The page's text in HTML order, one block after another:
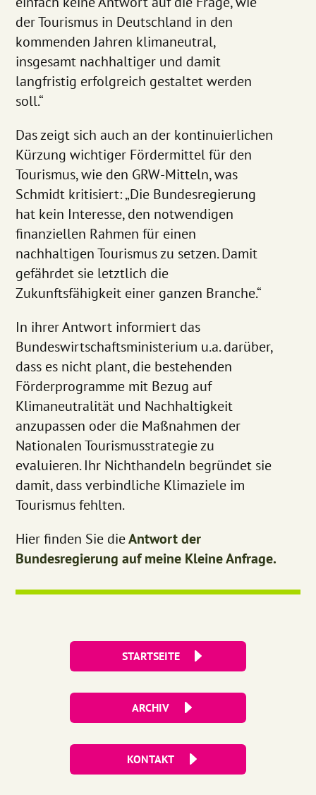
der Tourismus in Deutschland in den
kommenden Jahren klimaneutral,
insgesamt nachhaltiger und damit
langfristig erfolgreich gestaltet werden
soll.“
Das zeigt sich auch an der kontinuierlichen
Kürzung wichtiger Fördermittel für den
Tourismus, wie den GRW-Mitteln, was
Schmidt kritisiert: „Die Bundesregierung
hat kein Interesse, den notwendigen
finanziellen Rahmen für einen
nachhaltigen Tourismus zu setzen. Damit
gefährdet sie letztlich die
Zukunftsfähigkeit einer ganzen Branche.“
In ihrer Antwort informiert das
Bundeswirtschaftsministerium u.a. darüber,
dass es nicht plant, die bestehenden
Förderprogramme mit Bezug auf
Klimaneutralität und Nachhaltigkeit
anzupassen oder die Maßnahmen der
Nationalen Tourismusstrategie zu
evaluieren. Ihr Nichthandeln begründet sie
damit, dass verbindliche Klimaziele im
Tourismus fehlten.
Hier finden Sie dieAntwort der
Bundesregierung auf meine Kleine Anfrage.
STARTSEITE
ARCHIV
KONTAKT